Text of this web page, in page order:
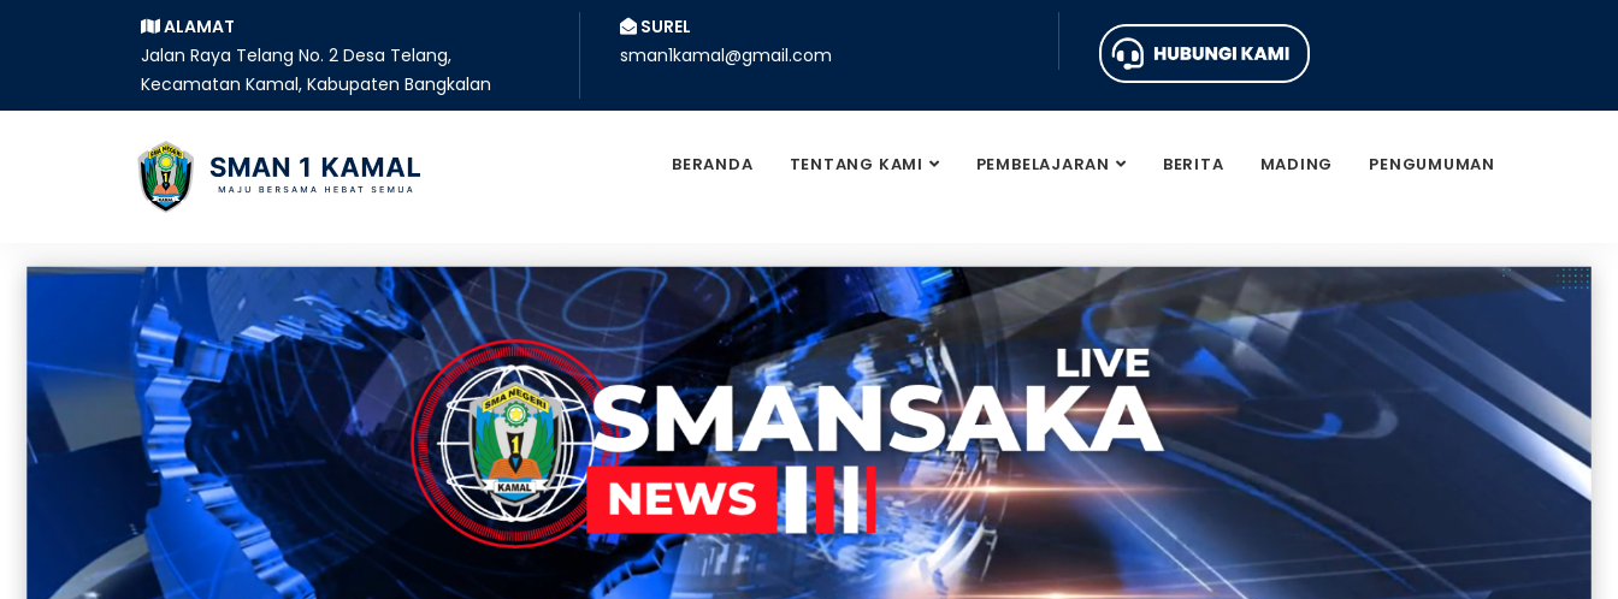
ALAMAT
Jalan Raya Telang No. 2 Desa Telang,
Kecamatan Kamal, Kabupaten Bangkalan
SUREL
sman1kamal@gmail.com
BERANDA TENTANG KAMI PEMBELAJARAN BERITA MADING PENGUMUMAN